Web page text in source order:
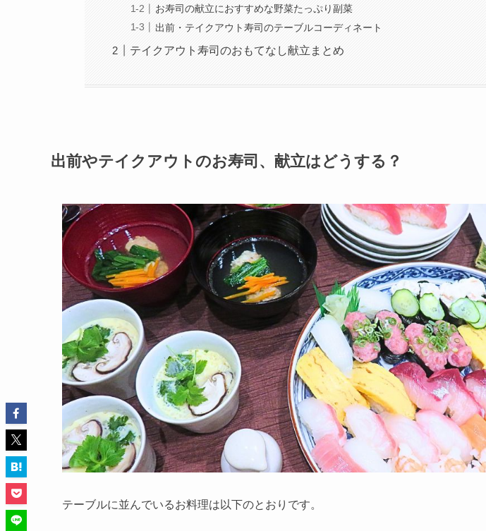
お寿司の献立におすすめな野菜たっぷり副菜
出前・テイクアウト寿司のテーブルコーディネート
テイクアウト寿司のおもてなし献立まとめ
出前やテイクアウトのお寿司、献立はどうする？
テーブルに並んでいるお料理は以下のとおりです。